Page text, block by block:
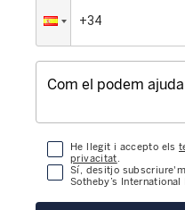
He llegit i accepto els
privacitat.
Sí, desitjo
Sotheby’s International